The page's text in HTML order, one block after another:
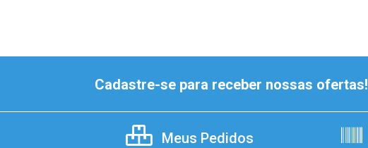
Cadastre-se para receber nossas ofertas!
Meus Pedidos